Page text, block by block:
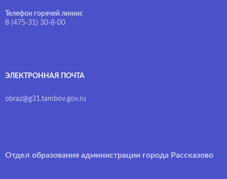
Телефон горячей линии:
8 (475-31) 30-8-00
ЭЛЕКТРОННАЯ ПОЧТА
obraz@g31.tambov.gov.ru
Отдел образования администрации города Рассказово